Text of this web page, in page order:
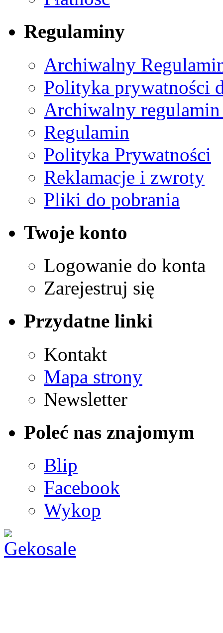
Regulaminy
Archiwalny
Polityka prywatności
Archiwalny
Regulamin
Polityka Prywatności
Reklamacje i zwroty
Pliki do pobrania
Twoje konto
Logowanie do konta
Zarejestruj się
Przydatne linki
Kontakt
Mapa strony
Newsletter
Poleć nas znajomym
Blip
Facebook
Wykop